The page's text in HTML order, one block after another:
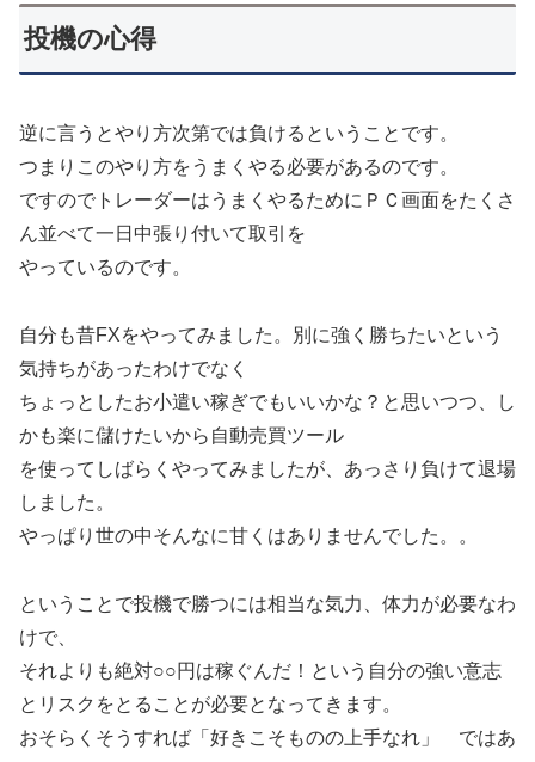
投機の心得
逆に言うとやり方次第では負けるということです。
つまりこのやり方をうまくやる必要があるのです。
ですのでトレーダーはうまくやるためにＰＣ画面をたくさ
ん並べて一日中張り付いて取引を
やっているのです。
自分も昔FXをやってみました。別に強く勝ちたいという
気持ちがあったわけでなく
ちょっとしたお小遣い稼ぎでもいいかな？と思いつつ、し
かも楽に儲けたいから自動売買ツール
を使ってしばらくやってみましたが、あっさり負けて退場
しました。
やっぱり世の中そんなに甘くはありませんでした。。
ということで投機で勝つには相当な気力、体力が必要なわ
けで、
それよりも絶対○○円は稼ぐんだ！という自分の強い意志
とリスクをとることが必要となってきます。
おそらくそうすれば「好きこそものの上手なれ」 ではあ